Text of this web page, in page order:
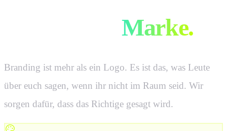
zur fertigenMarke.
Branding ist mehr als ein Logo. Es ist das, was Leute
über euch sagen, wenn ihr nicht im Raum seid. Wir
sorgen dafür, dass das Richtige gesagt wird.